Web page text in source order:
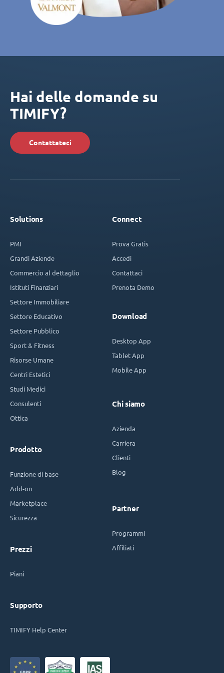
Hai delle domande su
TIMIFY?
Contattateci
Solutions
PMI
Grandi Aziende
Commercio al dettaglio
Istituti Finanziari
Settore Immobiliare
Settore Educativo
Settore Pubblico
Sport & Fitness
Risorse Umane
Centri Estetici
Studi Medici
Consulenti
Ottica
Prodotto
Funzione di base
Add-on
Marketplace
Sicurezza
Prezzi
Piani
Supporto
TIMIFY Help Center
Connect
Prova Gratis
Accedi
Contattaci
Prenota Demo
Download
Desktop App
Tablet App
Mobile App
Chi siamo
Azienda
Carriera
Clienti
Blog
Partner
Programmi
Affiliati